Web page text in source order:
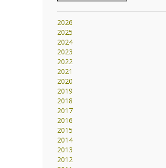
2026
2025
2024
2023
2022
2021
2020
2019
2018
2017
2016
2015
2014
2013
2012